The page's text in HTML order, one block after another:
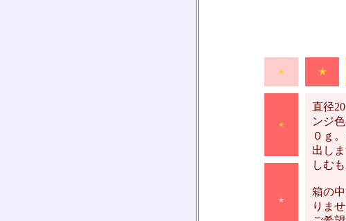
★ ★
★
直径
ンジ
０ｇ
出し
しむ
箱の
りませ
★